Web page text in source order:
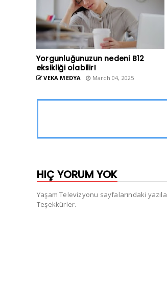
Yorgunluğunuzun nedeni B12
eksikliği olabilir!
VEKA MEDYA March 04, 2025
HIÇ YORUM YOK
Yaşam Televizyonu sayfalarındaki
Teşekkürler.